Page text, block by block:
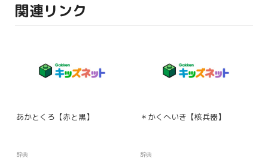
関連リンク
あかとくろ【赤と黒】
辞典
＊かくへいき【核兵器】
辞典